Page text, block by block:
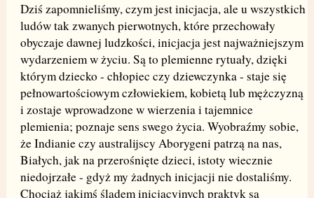
Dziś zapomnieliśmy, czym jest inicjacja, ale u wszystkich
ludów tak zwanych pierwotnych, które przechowały
obyczaje dawnej ludzkości, inicjacja jest najważniejszym
wydarzeniem w życiu. Są to plemienne rytuały, dzięki
którym dziecko - chłopiec czy dziewczynka - staje się
pełnowartościowym człowiekiem, kobietą lub mężczyzną
i zostaje wprowadzone w wierzenia i tajemnice
plemienia; poznaje sens swego życia. Wyobraźmy sobie,
że Indianie czy australijscy Aborygeni patrzą na nas,
Białych, jak na przerośnięte dzieci, istoty wiecznie
niedojrzałe - gdyż my żadnych inicjacji nie dostaliśmy.
Chociaż jakimś śladem inicjacyjnych praktyk są